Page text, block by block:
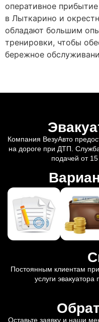
оперативное
в Лыткарино и
обладают большим
тренировки, чтобы
бережное
Компания ВезуАвто
на дороге при ДТП.
подачей от
Постоянным клиентам
услуги
Оставьте заявку и наши